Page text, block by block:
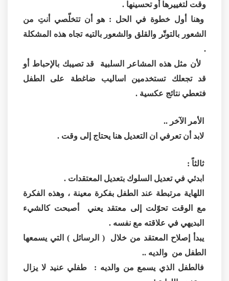
وقت لتغييرها أو تحسينها .
وهنا أول خطوة في الحل : هو أن تتخلّصي أنتِ من
الشعور بالتوتّر والقلق والشعور بالتيه تجاه هذه المشكلة
.
لأن مثل هذه المشاعر السلبية قد تصيبك بالإحباط أو
قد تجعلك تستخدمين اساليب ضاغطة على الطفل
فتعطي نتائج عكسية .
الأمر الآخر ..
لابد أن تعرفي ان التعديل هنا يحتاج إلى وقت .
ثالثاً :
ابدئي في تعديل السلوك بتعديل المعتقدات .
اللهاية مرتبطة عند الطفل بفكرة معينة ، وهذه الفكرة
مع الوقت تحوّلت إلى معتقد يعني أصبحت كالشيء
البديهي في علاقته مع نفسه .
يبدأ إصلاح المعتقد من خلال ( الرسائل ) التي يسمعها
الطفل من والديه ..
فالطفل الذي يسمع من والديه : طفلي عنيد لا يزال